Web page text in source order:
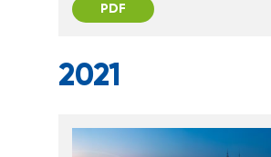
PDF
2021